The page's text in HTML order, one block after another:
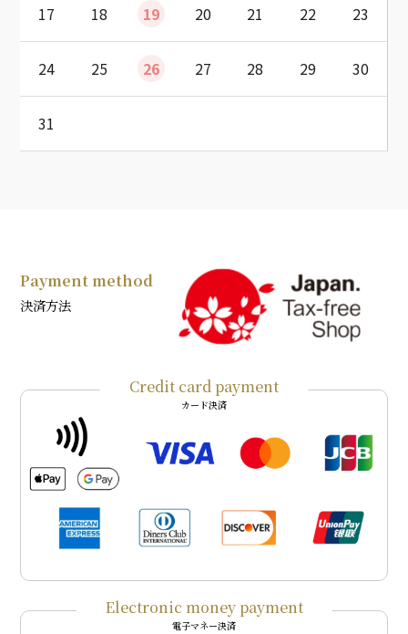
17 18 19 20 21 22 23
24 25 26 27 28 29 30
31
Payment method
決済方法
Credit card payment
カード決済
Electronic money payment
電子マネー決済